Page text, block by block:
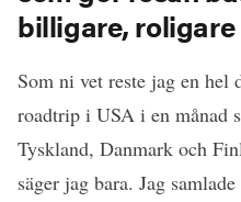
billigare,
Som ni vet reste jag en hel
roadtrip i USA i en månad
Tyskland, Danmark och
säger jag bara. Jag